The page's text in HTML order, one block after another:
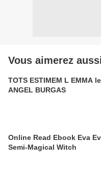
Vous aimerez
TOTS ESTIMEM L EMMA
ANGEL BURGAS
Online Read Ebook Eva
Semi-Magical Witch